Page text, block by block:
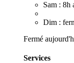
Sam : 8h
Dim :
Fermé
Services